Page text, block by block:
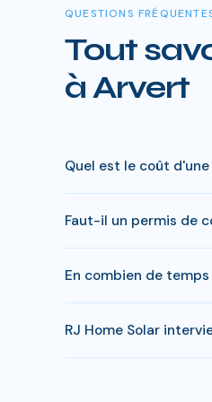
QUESTIONS
Tout
à Arvert
Quel est le coût
réduite), le reste à
Faut-il un permis de
s'appliquer. RJ Home
En combien de
ce delai.
RJ Home Solar